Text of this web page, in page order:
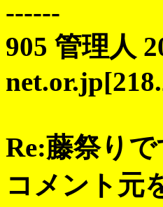
------
905 管理人
Re:藤祭りで
コメント元